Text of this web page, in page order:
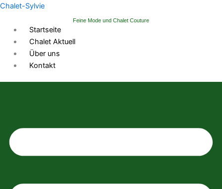
Zum
springen
Chalet-Sylvie
Feine Mode und Chalet Couture
Startseite
Chalet Aktuell
Über uns
Kontakt